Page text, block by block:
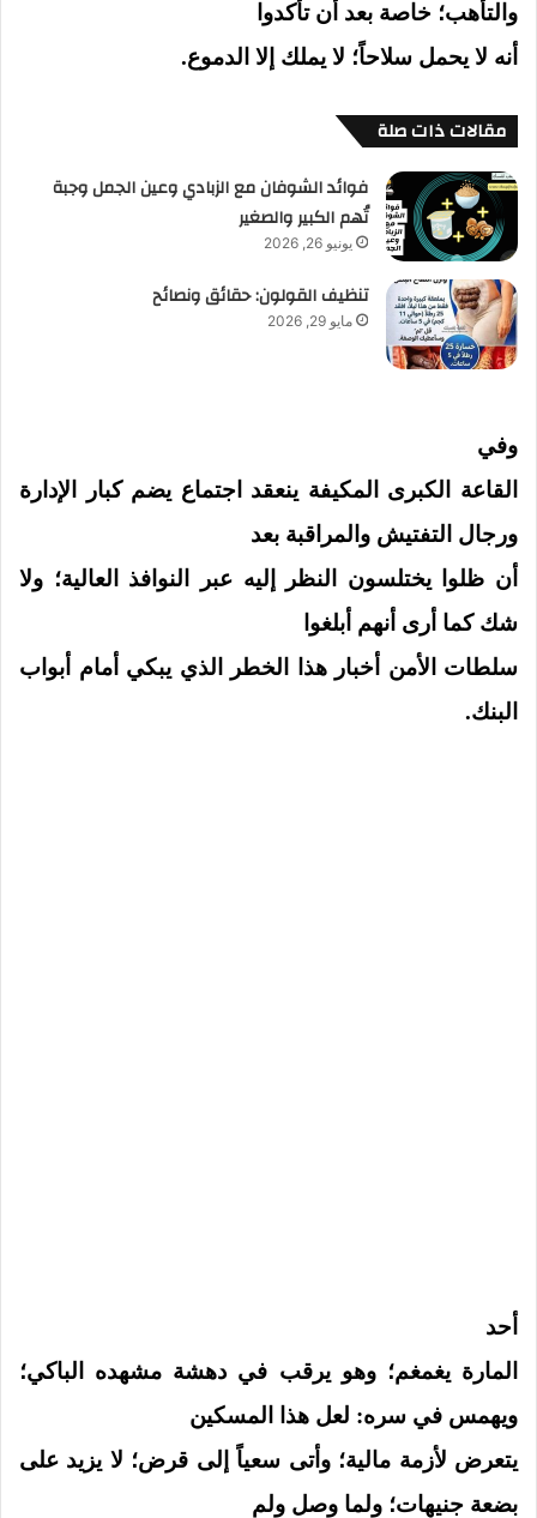
والتأهب؛ خاصة بعد أن تأكدوا
أنه لا يحمل سلاحاً؛ لا يملك إلا الدموع.
مقالات ذات صلة
فوائد الشوفان مع الزبادي وعين الجمل وجبة
تُهم الكبير والصغير
يونيو 26, 2026
تنظيف القولون: حقائق ونصائح
مايو 29, 2026
وفي
القاعة الكبرى المكيفة ينعقد اجتماع يضم كبار الإدارة
ورجال التفتيش والمراقبة بعد
أن ظلوا يختلسون النظر إليه عبر النوافذ العالية؛ ولا
شك كما أرى أنهم أبلغوا
سلطات الأمن أخبار هذا الخطر الذي يبكي أمام أبواب
البنك.
أحد
المارة يغمغم؛ وهو يرقب في دهشة مشهده الباكي؛
ويهمس في سره: لعل هذا المسكين
يتعرض لأزمة مالية؛ وأتى سعياً إلى قرض؛ لا يزيد على
بضعة جنيهات؛ ولما وصل ولم